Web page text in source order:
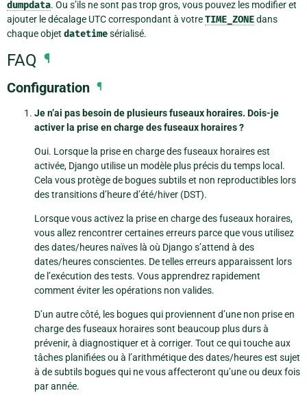
dumpdata. Ou s’ils ne sont pas trop gros, vous pouvez les modifier et
ajouter le décalage UTC correspondant à votreTIME_ZONEdans
chaque objet datetimesérialisé.
FAQ ¶
Configuration ¶
Je n’ai pas besoin de plusieurs fuseaux horaires. Dois-je
activer la prise en charge des fuseaux horaires ?
Oui. Lorsque la prise en charge des fuseaux horaires est
activée, Django utilise un modèle plus précis du temps local.
Cela vous protège de bogues subtils et non reproductibles lors
des transitions d’heure d’été/hiver (DST).
Lorsque vous activez la prise en charge des fuseaux horaires,
vous allez rencontrer certaines erreurs parce que vous utilisez
des dates/heures naïves là où Django s’attend à des
dates/heures conscientes. De telles erreurs apparaissent lors
de l’exécution des tests. Vous apprendrez rapidement
comment éviter les opérations non valides.
D’un autre côté, les bogues qui proviennent d’une non prise en
charge des fuseaux horaires sont beaucoup plus durs à
prévenir, à diagnostiquer et à corriger. Tout ce qui touche aux
tâches planifiées ou à l’arithmétique des dates/heures est sujet
à de subtils bogues qui ne vous affecteront qu’une ou deux fois
par année.